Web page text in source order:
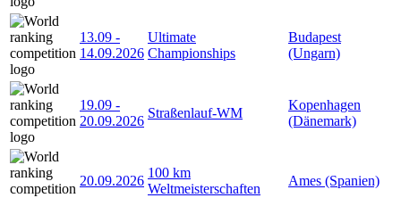
13.09 -
14.09.2026
Ultimate
Championships
Budapest
(Ungarn)
19.09 -
20.09.2026
Straßenlauf-WM
Kopenhagen
(Dänemark)
20.09.2026
100 km
Weltmeisterschaften
Ames (Spanien)